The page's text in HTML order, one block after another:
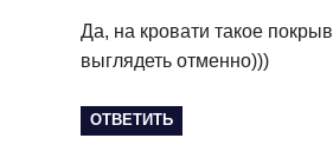
Да, на кровати такое
выглядеть отменно)))
ОТВЕТИТЬ